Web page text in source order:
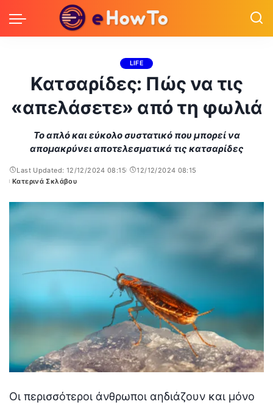
LIFE
Κατσαρίδες: Πώς να τις
«απελάσετε» από τη φωλιά
Το απλό και εύκολο συστατικό που μπορεί να
απομακρύνει αποτελεσματικά τις κατσαρίδες
Last Updated: 12/12/2024 08:15
12/12/2024 08:15
Posted
Κατερινά Σκλάβου
Οι περισσότεροι άνθρωποι αηδιάζουν και μόνο